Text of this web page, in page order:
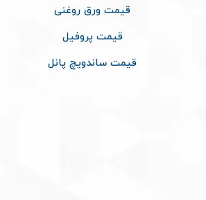
قیمت ورق روغنی
قیمت پروفیل
قیمت ساندویچ پانل